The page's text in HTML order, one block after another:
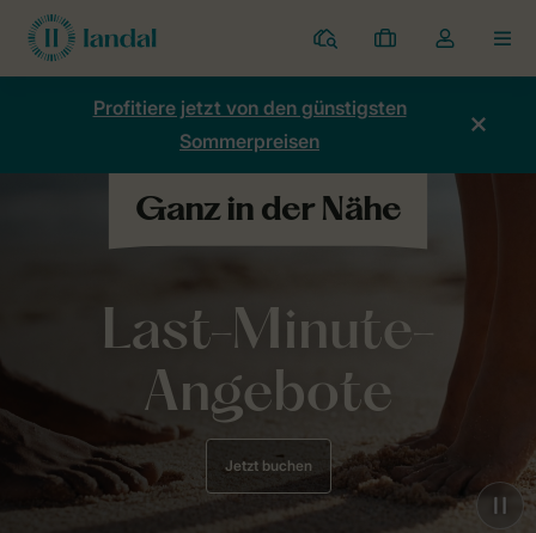
Ferienparks
Meine
Buchungen
Dropdown-
Menü
Kontos
Profitiere jetzt von den günstigsten
Sommerpreisen
Last-Minute-
Angebote
Jetzt buchen